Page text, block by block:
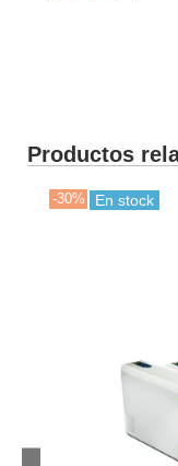
Productos
-30% En stock